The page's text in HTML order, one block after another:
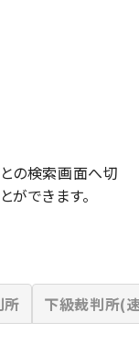
の検索画面へ切
ができます。
所 下級裁判所(